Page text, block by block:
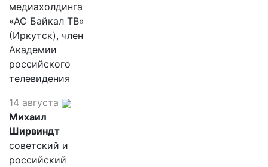
медиахолдинга
«АС Байкал ТВ»
(Иркутск), член
Академии
российского
телевидения
14 августа
Михаил
Ширвиндт
советский и
российский